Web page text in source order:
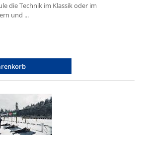
die Technik im Klassik oder im
und ...